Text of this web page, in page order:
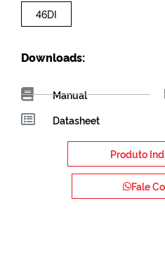
46DI
Downloads:
Manual
Datasheet
Produto
Fale